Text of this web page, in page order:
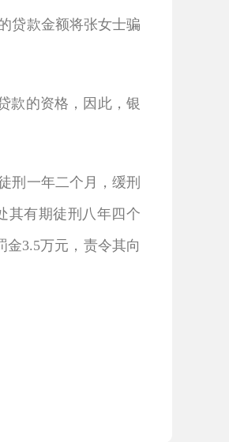
贷款金额将张女士骗
款的资格，因此，银
刑一年二个月，缓刑
其有期徒刑八年四个
3.5万元，责令其向